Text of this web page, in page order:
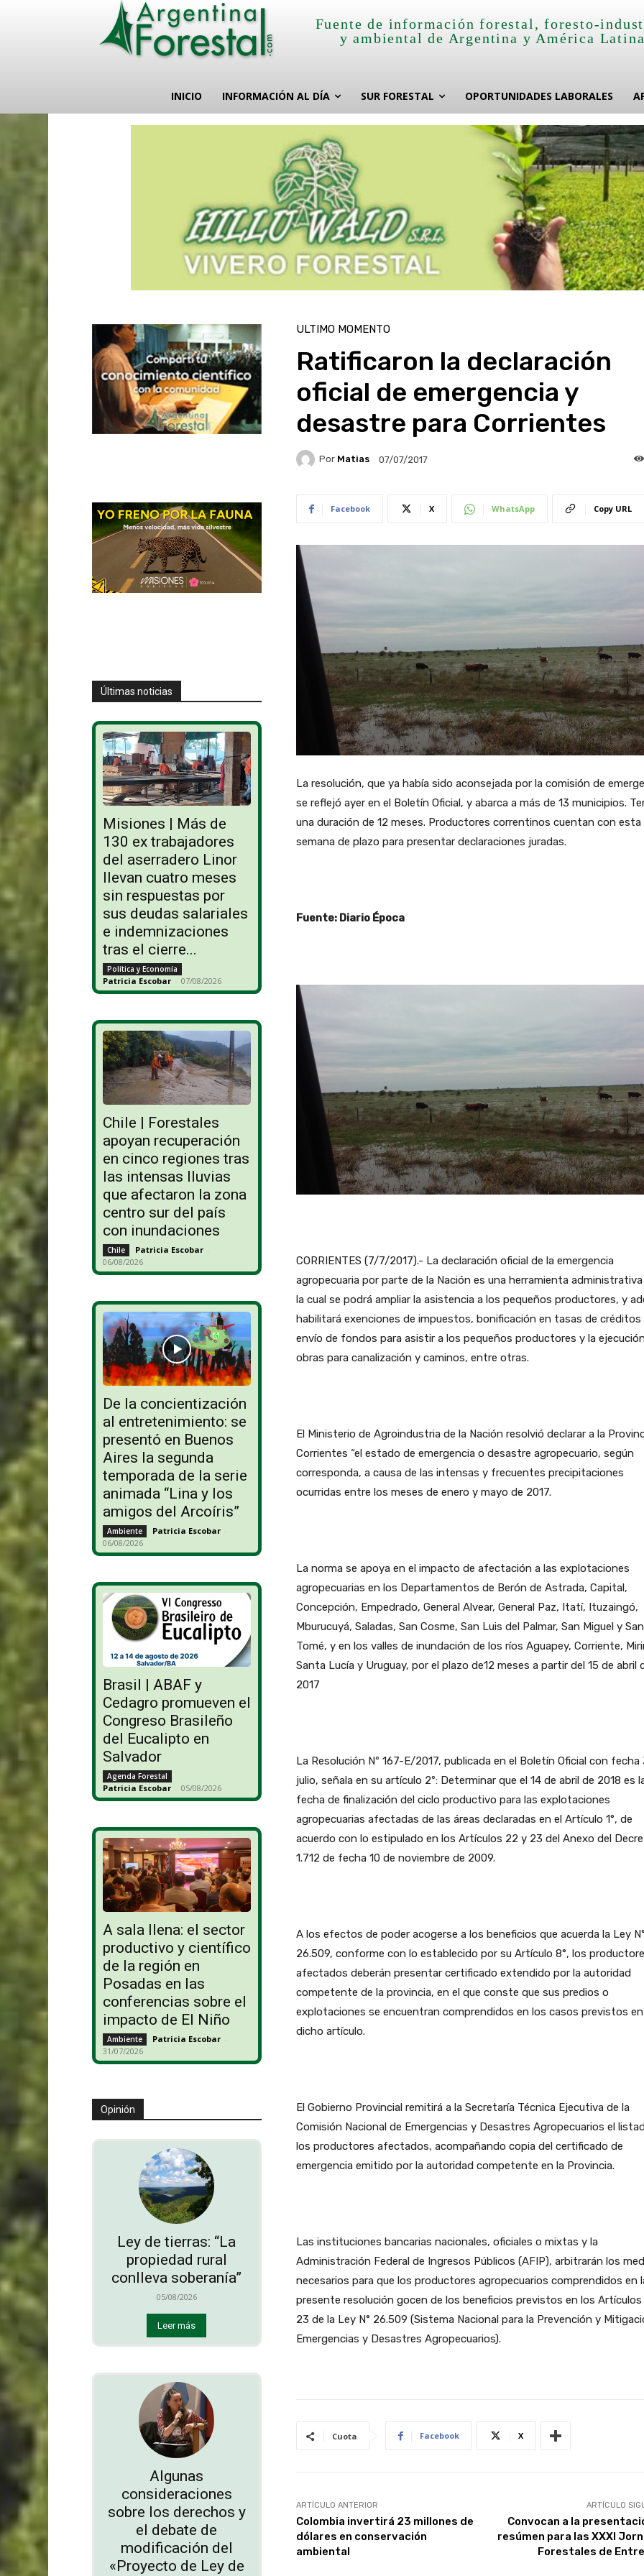
Fuente de información forestal, foresto-
y ambiental de Argentina y América
INICIO INFORMACIÓN AL DÍA SUR FORESTAL OPORTUNIDADES LABORALES
Últimas noticias
Misiones | Más de
130 ex trabajadores
del aserradero Linor
llevan cuatro meses
sin respuestas por
sus deudas salariales
e indemnizaciones
tras el cierre...
Política y Economía
Patricia Escobar - 07/08/2026
Chile | Forestales
apoyan recuperación
en cinco regiones tras
las intensas lluvias
que afectaron la zona
centro sur del país
con inundaciones
Chile Patricia Escobar -
06/08/2026
De la concientización
al entretenimiento: se
presentó en Buenos
Aires la segunda
temporada de la serie
animada “Lina y los
amigos del Arcoíris”
Ambiente Patricia Escobar -
06/08/2026
Brasil | ABAF y
Cedagro promueven el
Congreso Brasileño
del Eucalipto en
Salvador
Agenda Forestal
Patricia Escobar - 05/08/2026
A sala llena: el sector
productivo y científico
de la región en
Posadas en las
conferencias sobre el
impacto de El Niño
Ambiente Patricia Escobar -
31/07/2026
Opinión
Ley de tierras: “La
propiedad rural
conlleva soberanía”
05/08/2026
Leer más
Algunas
consideraciones
sobre los derechos y
el debate de
modificación del
«Proyecto de Ley de
ULTIMO MOMENTO
Ratificaron la declaración
oficial de emergencia y
desastre para Corrientes
Por Matias 07/07/2017
Facebook X WhatsApp Copy URL
La resolución, que ya había sido aconsejada por la comisión de
se reflejó ayer en el Boletín Oficial, y abarca a más de 13 municipios.
una duración de 12 meses. Productores correntinos cuentan con esta
semana de plazo para presentar declaraciones juradas.
Fuente: Diario Época
CORRIENTES (7/7/2017).- La declaración oficial de la emergencia
agropecuaria por parte de la Nación es una herramienta
la cual se podrá ampliar la asistencia a los pequeños productores, y
habilitará exenciones de impuestos, bonificación en tasas de créditos
envío de fondos para asistir a los pequeños productores y la
obras para canalización y caminos, entre otras.
El Ministerio de Agroindustria de la Nación resolvió declarar a la
Corrientes “el estado de emergencia o desastre agropecuario, según
corresponda, a causa de las intensas y frecuentes precipitaciones
ocurridas entre los meses de enero y mayo de 2017.
La norma se apoya en el impacto de afectación a las explotaciones
agropecuarias en los Departamentos de Berón de Astrada, Capital,
Concepción, Empedrado, General Alvear, General Paz, Itatí, Ituzaingó,
Mburucuyá, Saladas, San Cosme, San Luis del Palmar, San Miguel y
Tomé, y en los valles de inundación de los ríos Aguapey, Corriente,
Santa Lucía y Uruguay, por el plazo de12 meses a partir del 15 de abril
2017
La Resolución Nº 167-E/2017, publicada en el Boletín Oficial con fecha
julio, señala en su artículo 2º: Determinar que el 14 de abril de 2018 es
fecha de finalización del ciclo productivo para las explotaciones
agropecuarias afectadas de las áreas declaradas en el Artículo 1°, de
acuerdo con lo estipulado en los Artículos 22 y 23 del Anexo del
1.712 de fecha 10 de noviembre de 2009.
A los efectos de poder acogerse a los beneficios que acuerda la Ley
26.509, conforme con lo establecido por su Artículo 8°, los
afectados deberán presentar certificado extendido por la autoridad
competente de la provincia, en el que conste que sus predios o
explotaciones se encuentran comprendidos en los casos previstos en
dicho artículo.
El Gobierno Provincial remitirá a la Secretaría Técnica Ejecutiva de la
Comisión Nacional de Emergencias y Desastres Agropecuarios el
los productores afectados, acompañando copia del certificado de
emergencia emitido por la autoridad competente en la Provincia.
Las instituciones bancarias nacionales, oficiales o mixtas y la
Administración Federal de Ingresos Públicos (AFIP), arbitrarán los
necesarios para que los productores agropecuarios comprendidos en
presente resolución gocen de los beneficios previstos en los
23 de la Ley N° 26.509 (Sistema Nacional para la Prevención y
Emergencias y Desastres Agropecuarios).
Cuota Facebook X
ARTÍCULO ANTERIOR
Colombia invertirá 23 millones de
dólares en conservación
ambiental
ARTÍCULO
Convocan a la
resúmen para las XXXI
Forestales de